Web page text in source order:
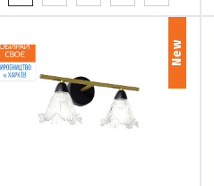
New